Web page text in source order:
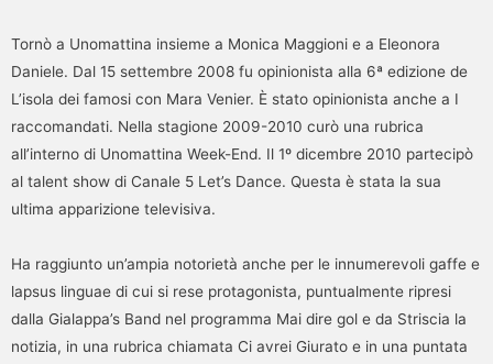
Tornò a Unomattina insieme a Monica Maggioni e a Eleonora
Daniele. Dal 15 settembre 2008 fu opinionista alla 6ª edizione de
L’isola dei famosi con Mara Venier. È stato opinionista anche a I
raccomandati. Nella stagione 2009-2010 curò una rubrica
all’interno di Unomattina Week-End. Il 1º dicembre 2010 partecipò
al talent show di Canale 5 Let’s Dance. Questa è stata la sua
ultima apparizione televisiva.
Ha raggiunto un’ampia notorietà anche per le innumerevoli gaffe e
lapsus linguae di cui si rese protagonista, puntualmente ripresi
dalla Gialappa’s Band nel programma Mai dire gol e da Striscia la
notizia, in una rubrica chiamata Ci avrei Giurato e in una puntata